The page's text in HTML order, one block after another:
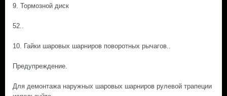
9. Тормозной диск
52..
10. Гайки шаровых шарниров поворотных рычагов..
Предупреждение.
Для демонтажа наружных шаровых шарниров рулевой трапеции